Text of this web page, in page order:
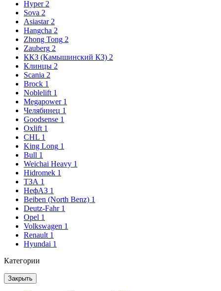
Hyper 2
Sova 2
Asiastar 2
Hangcha 2
Zhong Tong 2
Zauberg 2
ККЗ (Камышинский КЗ) 2
Клинцы 2
Scania 2
Brock 1
Noblelift 1
Megapower 1
Челябинец 1
Goodsense 1
Oxlift 1
CHL 1
King Long 1
Bull 1
Weichai Heavy 1
Hidromek 1
ТЗА 1
НефАЗ 1
Beiben (North Benz) 1
Deutz-Fahr 1
Opel 1
Volkswagen 1
Renault 1
Hyundai 1
Категории
Закрыть